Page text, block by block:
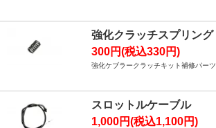
強化クラッチスプリング
300円(税込330円)
強化ケブラークラッチキット補修パーツ
スロットルケーブル
1,000円(税込1,100円)